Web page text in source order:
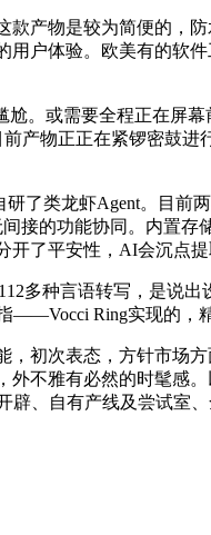
物是较为简便的，防
户体验。欧美有的软
或需要全程正在屏幕
产物正正在紧锣密鼓
类龙虾Agent。目前
接的功能协同。内置
了平安性，AI会沉点
多种言语转写，是说
Ring实现的，
次表态，方针市场方
不雅有必然的时髦感
、自有产线及尝试室